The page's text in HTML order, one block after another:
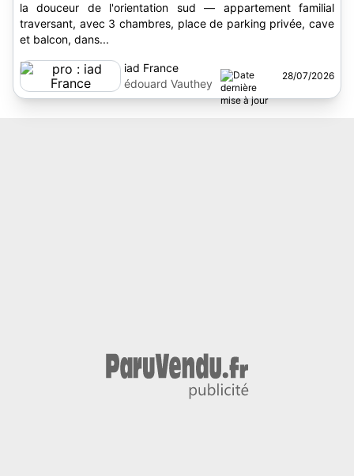
la douceur de l'orientation sud — appartement familial
traversant, avec 3 chambres, place de parking privée, cave
et balcon, dans...
iad France
édouard Vauthey
28/07/2026